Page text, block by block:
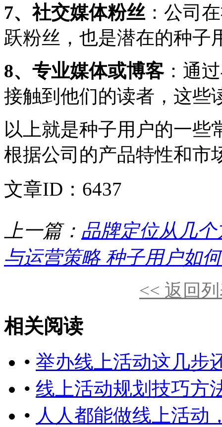
7、社交媒体粉丝：公司
跃粉丝，也是潜在的种子
8、专业媒体或博客：通
接触到他们的读者，这些
以上就是种子用户的一些
根据公司的产品特性和市
文章ID：6437
上一篇： 品牌定位从几
与运营策略 种子用户如
<< 返回
相关阅读
• 举办线上活动这几步
• 线上活动规划技巧方
• 人人都能做线上活动